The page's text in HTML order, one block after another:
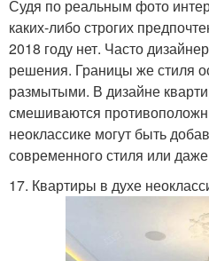
Судя по реальным фото
каких-либо строгих
2018 году нет. Часто
решения. Границы же стиля
размытыми. В дизайне
смешиваются
неоклассике могут быть
современного стиля или
17. Квартиры в духе